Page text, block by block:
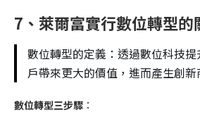
7、 萊爾富實行數位轉型的
數位轉型的定義：透過數位科技
戶帶來更大的價值，進而產生創新
數位轉型三步驟 ：